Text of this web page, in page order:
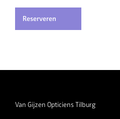
Reserveren
Van Gijzen Opticiens Tilburg